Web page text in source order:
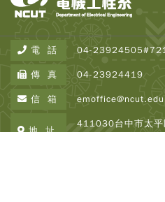
電 話 04-
傳 真 04-23924419
信 箱
地 址
411030台中市太平